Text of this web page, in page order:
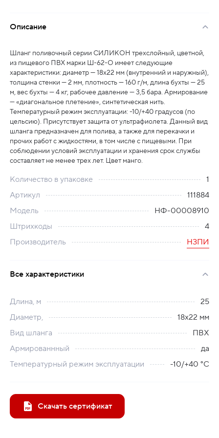
Описание
Шланг поливочный серии СИЛИКОН трехслойный, цветной,
из пищевого ПВХ марки Ш-62-О имеет следующие
характеристики: диаметр — 18х22 мм (внутренний и наружный),
толщина стенки — 2 мм, плотность — 160 г/м, длина бухты — 25
м, вес бухты — 4 кг, рабочее давление — 3,5 бара. Армирование
— «диагональное плетение», синтетическая нить.
Температурный режим эксплуатации: -10/+40 градусов (по
цельсию). Присутствует защита от ультрафиолета. Данный вид
шланга предназначен для полива, а также для перекачки и
прочих работ с жидкостями, в том числе с пищевыми. При
соблюдении условий эксплуатации и хранения срок службы
составляет не менее трех лет. Цвет манго.
Количество в упаковке
1
Артикул
111884
Модель
НФ-00008910
Штрихкоды
4
Производитель
НЗПИ
Все характеристики
Длина, м
25
Диаметр,
18х22 мм
Вид шланга
ПВХ
Армированнный
да
Температурный режим эксплуатации
-10/+40 °C
Скачать сертификат